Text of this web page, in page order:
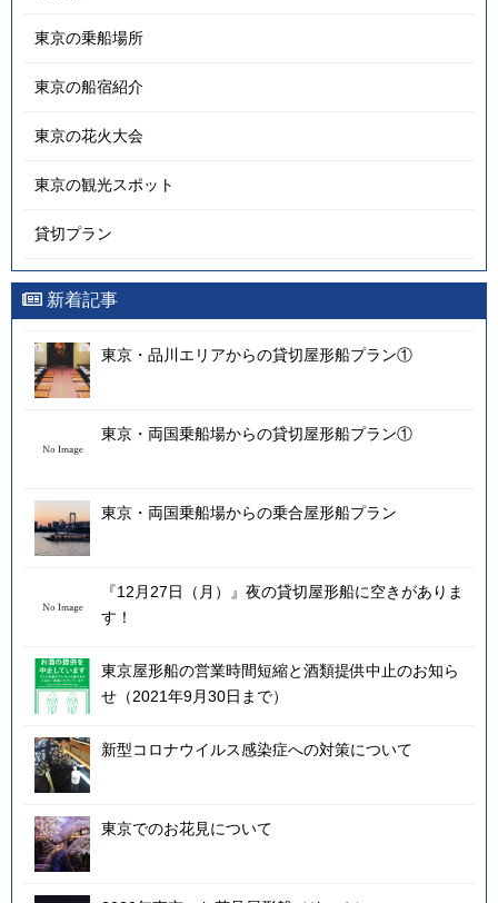
東京の乗船場所
東京の船宿紹介
東京の花火大会
東京の観光スポット
貸切プラン
新着記事
東京・品川エリアからの貸切屋形船プラン①
東京・両国乗船場からの貸切屋形船プラン①
東京・両国乗船場からの乗合屋形船プラン
『12月27日（月）』夜の貸切屋形船に空きがありま
す！
東京屋形船の営業時間短縮と酒類提供中止のお知ら
せ（2021年9月30日まで）
新型コロナウイルス感染症への対策について
東京でのお花見について